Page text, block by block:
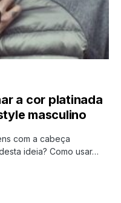
a cor platinada
masculino
com a cabeça
ideia? Como usar…